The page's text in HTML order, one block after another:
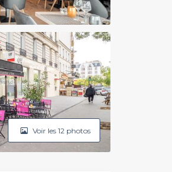
Voir les 12 photos